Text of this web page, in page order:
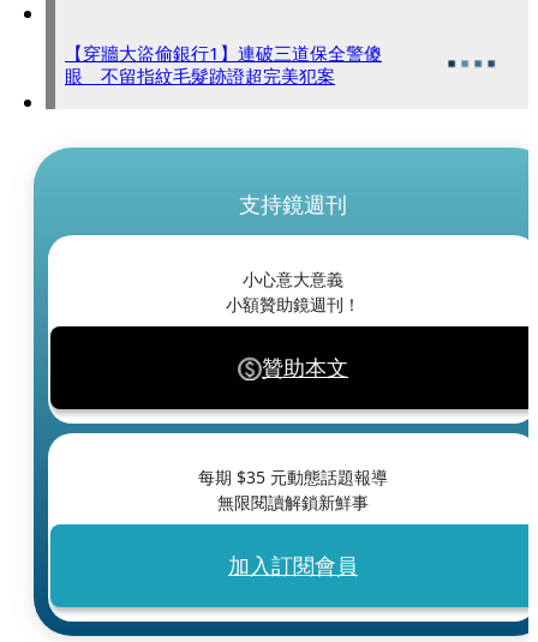
【穿牆大盜偷銀行1】連破三道保全警傻
眼 不留指紋毛髮跡證超完美犯案
支持鏡週刊
小心意大意義
小額贊助鏡週刊！
贊助本文
每期 $35 元動態話題報導
無限閱讀解鎖新鮮事
加入訂閱會員